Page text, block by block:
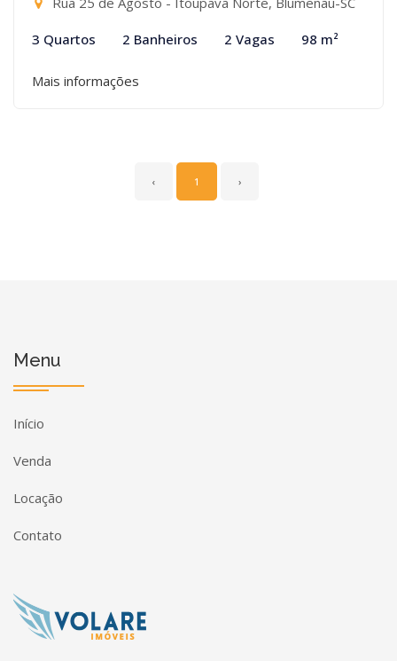
3 Quartos 2 Banheiros 2 Vagas 98 m²
Mais informações
‹ 1 ›
Menu
Início
Venda
Locação
Contato
Página inicial